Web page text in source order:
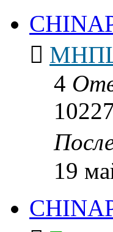
4
19